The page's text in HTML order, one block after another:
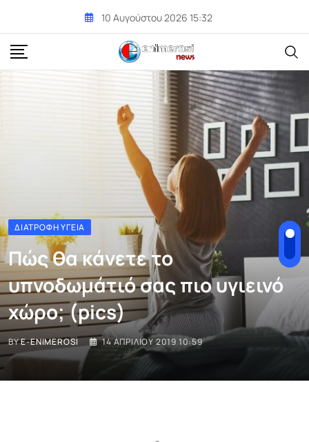
content
10 Αυγούστου 2026 15:32
ΔΙΑΤΡΟΦΉ ΥΓΕΊΑ
Πώς θα κάνετε το
υπνοδωμάτιό σας πιο υγιεινό
χώρο; (pics)
BYE-ENIMEROSI 14 ΑΠΡΙΛΊΟΥ 2019 10:59